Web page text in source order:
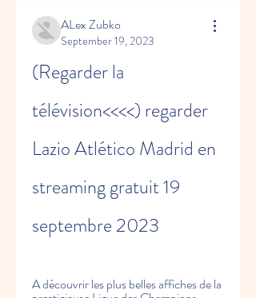
ALex Zubko
September 19, 2023
(Regarder la
télévision<<<<) regarder
Lazio Atlético Madrid en
streaming gratuit 19
septembre 2023
A découvrir les plus belles affiches de la